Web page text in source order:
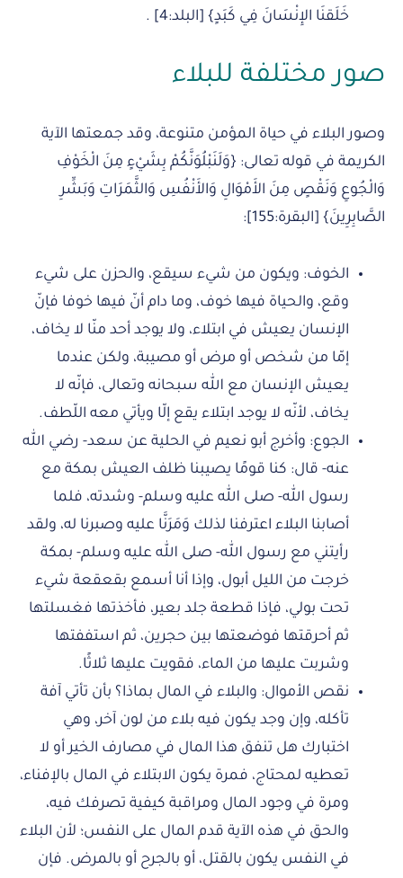
خَلَقنَا الإِنْسَانَ فِي كَبَدٍ} [البلد:4] .
صور مختلفة للبلاء
وصور البلاء في حياة المؤمن متنوعة، وقد جمعتها الآية
الكريمة في قوله تعالى: {وَلَنَبْلُوَنَّكُمْ بِشَيْءٍ مِنَ الْخَوْفِ
وَالْجُوعِ وَنَقْصٍ مِنَ الأَمْوَالِ وَالأَنْفُسِ وَالثَّمَرَاتِ وَبَشِّرِ
الصَّابِرِينَ} [البقرة:155]:
الخوف: ويكون من شيء سيقع، والحزن على شيء
وقع، والحياة فيها خوف، وما دام أنّ فيها خوفا فإنّ
الإنسان يعيش في ابتلاء، ولا يوجد أحد منّا لا يخاف،
إمّا من شخص أو مرض أو مصيبة، ولكن عندما
يعيش الإنسان مع الله سبحانه وتعالى، فإنّه لا
يخاف، لأنّه لا يوجد ابتلاء يقع إلّا ويأتي معه اللّطف.
الجوع: وأخرج أبو نعيم في الحلية عن سعد- رضي الله
عنه- قال: كنا قومًا يصيبنا ظلف العيش بمكة مع
رسول الله- صلى الله عليه وسلم- وشدته، فلما
أصابنا البلاء اعترفنا لذلك وَمَرَنَّا عليه وصبرنا له، ولقد
رأيتني مع رسول الله- صلى الله عليه وسلم- بمكة
خرجت من الليل أبول، وإذا أنا أسمع بقعقعة شيء
تحت بولي، فإذا قطعة جلد بعير، فأخذتها فغسلتها
ثم أحرقتها فوضعتها بين حجرين، ثم استففتها
وشربت عليها من الماء، فقويت عليها ثلاثًا.
نقص الأموال: والبلاء في المال بماذا؟ بأن تأتي آفة
تأكله، وإن وجد يكون فيه بلاء من لون آخر، وهي
اختبارك هل تنفق هذا المال في مصارف الخير أو لا
تعطيه لمحتاج، فمرة يكون الابتلاء في المال بالإفناء،
ومرة في وجود المال ومراقبة كيفية تصرفك فيه،
والحق في هذه الآية قدم المال على النفس؛ لأن البلاء
في النفس يكون بالقتل، أو بالجرح أو بالمرض. فإن